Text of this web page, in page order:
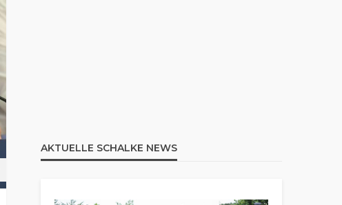
AKTUELLE SCHALKE NEWS